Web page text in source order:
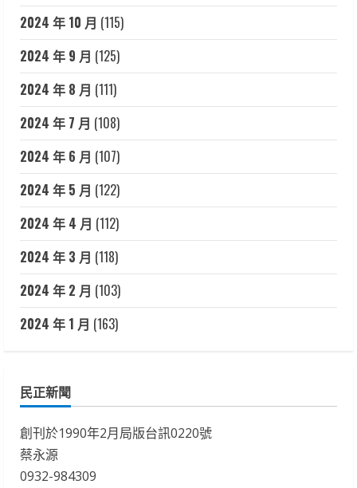
2024 年 10 月 (115)
2024 年 9 月 (125)
2024 年 8 月 (111)
2024 年 7 月 (108)
2024 年 6 月 (107)
2024 年 5 月 (122)
2024 年 4 月 (112)
2024 年 3 月 (118)
2024 年 2 月 (103)
2024 年 1 月 (163)
民正新聞
創刊於1990年2月局版台訊0220號
蔡永源
0932-984309